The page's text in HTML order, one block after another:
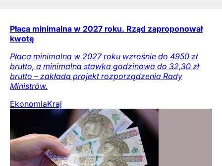
Płaca minimalna w 2027 roku. Rząd zaproponował
kwotę
Płaca minimalna w 2027 roku wzrośnie do 4950 zł
brutto, a minimalna stawka godzinowa do 32,30 zł
brutto – zakłada projekt rozporządzenia Rady
Ministrów.
EkonomiaKraj